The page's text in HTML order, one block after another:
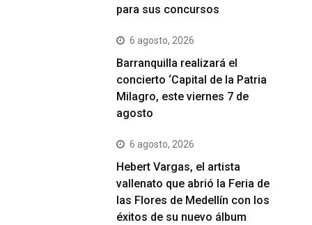
para sus concursos
6 agosto, 2026
Barranquilla realizará el
concierto ‘Capital de la Patria
Milagro, este viernes 7 de
agosto
6 agosto, 2026
Hebert Vargas, el artista
vallenato que abrió la Feria de
las Flores de Medellín con los
éxitos de su nuevo álbum